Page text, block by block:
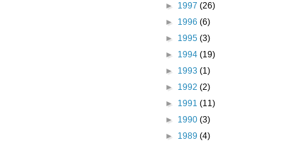
► 1997 (26)
► 1996 (6)
► 1995 (3)
► 1994 (19)
► 1993 (1)
► 1992 (2)
► 1991 (11)
► 1990 (3)
► 1989 (4)